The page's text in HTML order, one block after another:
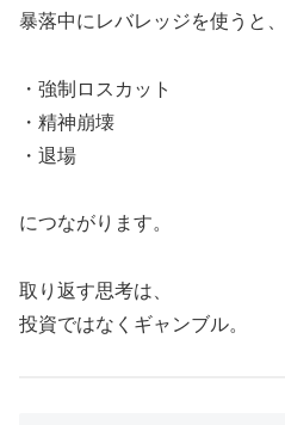
暴落中にレバレッジを使うと、
・強制ロスカット
・精神崩壊
・退場
につながります。
取り返す思考は、
投資ではなくギャンブル。